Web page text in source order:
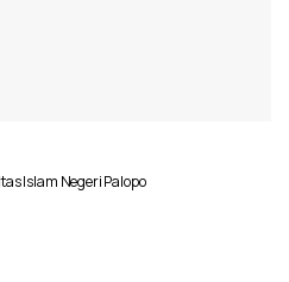
Islam Negeri Palopo